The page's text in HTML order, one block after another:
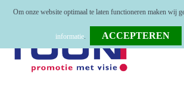
Relatiegeschenken
Om onze website optimaal te laten functioneren maken wij
informatie.